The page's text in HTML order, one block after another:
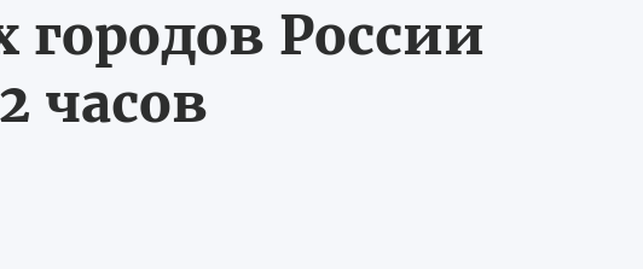
городов России
часов